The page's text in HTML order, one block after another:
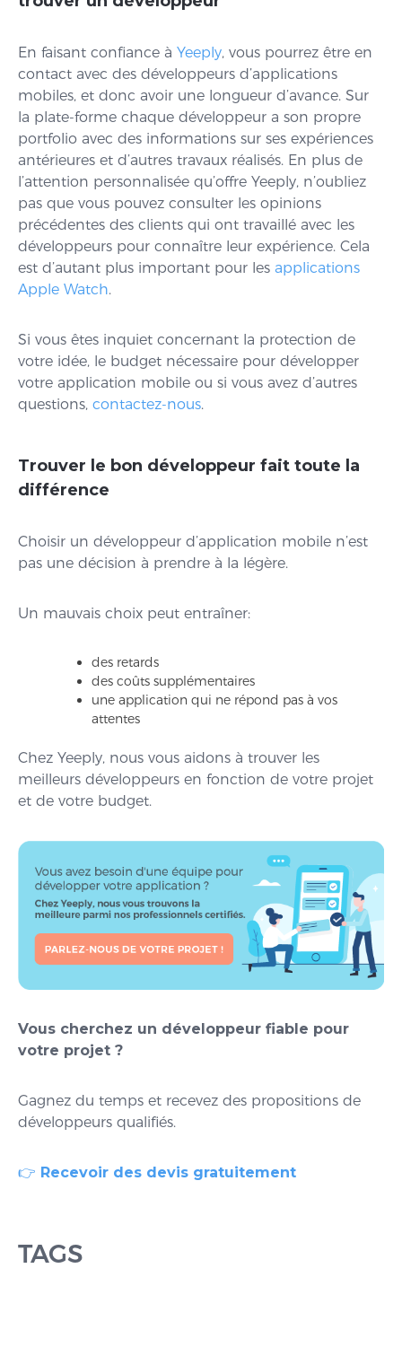
En faisant confiance à Yeeply, vous pourrez être en
contact avec des développeurs d’applications
mobiles, et donc avoir une longueur d’avance. Sur
la plate-forme chaque développeur a son propre
portfolio avec des informations sur ses expériences
antérieures et d’autres travaux réalisés. En plus de
l’attention personnalisée qu’offre Yeeply, n’oubliez
pas que vous pouvez consulter les opinions
précédentes des clients qui ont travaillé avec les
développeurs pour connaître leur expérience. Cela
est d’autant plus important pour les applications
Apple Watch.
Si vous êtes inquiet concernant la protection de
votre idée, le budget nécessaire pour développer
votre application mobile ou si vous avez d’autres
questions, contactez-nous.
Trouver le bon développeur fait toute la
différence
Choisir un développeur d’application mobile n’est
pas une décision à prendre à la légère.
Un mauvais choix peut entraîner:
des retards
des coûts supplémentaires
une application qui ne répond pas à vos
attentes
Chez Yeeply, nous vous aidons à trouver les
meilleurs développeurs en fonction de votre projet
et de votre budget.
Vous cherchez un développeur fiable pour
votre projet ?
Gagnez du temps et recevez des propositions de
développeurs qualifiés.
👉 Recevoir des devis gratuitement
TAGS